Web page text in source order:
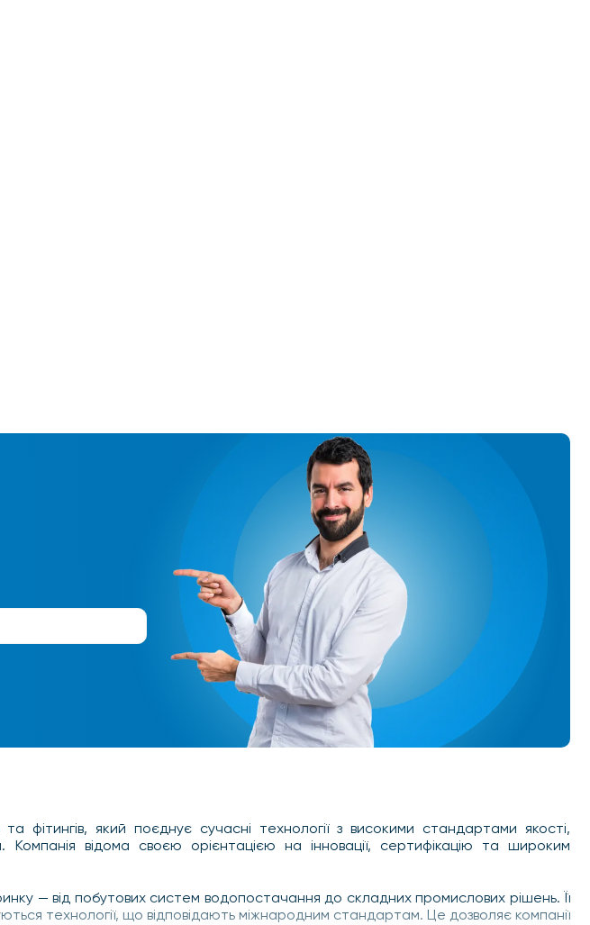
який поєднує сучасні технології з високими стандартами якості,
відома своєю орієнтацією на інновації, сертифікацію та широким
— від побутових систем водопостачання до складних промислових рішень. Її
технології, що відповідають міжнародним стандартам. Це дозволяє компанії